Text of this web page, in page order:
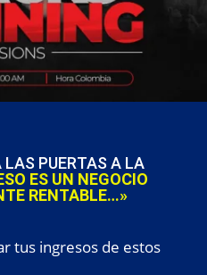
LAS PUERTAS A LA
ES UN NEGOCIO
RENTABLE…»
tus ingresos de estos